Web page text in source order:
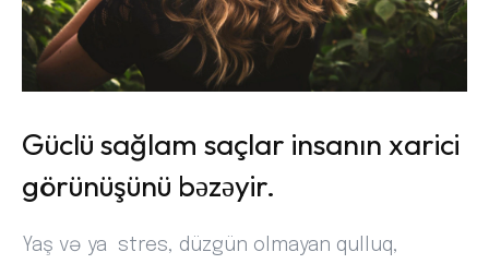
Güclü sağlam saçlar insanın xarici
görünüşünü bəzəyir.
Yaş və ya stres, düzgün olmayan qulluq,